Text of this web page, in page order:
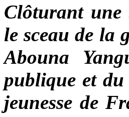
Clôturant une
le sceau de la
Abouna
publique et
jeunesse de